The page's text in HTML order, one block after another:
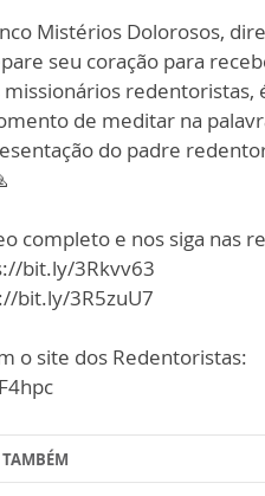
Mistérios Dolorosos,
seu coração para
redentoristas,
de meditar na
do padre
completo e nos siga nas
bit.ly/3Rkvv63
bit.ly/3R5zuU7
o site dos Redentoristas:
TAMBÉM